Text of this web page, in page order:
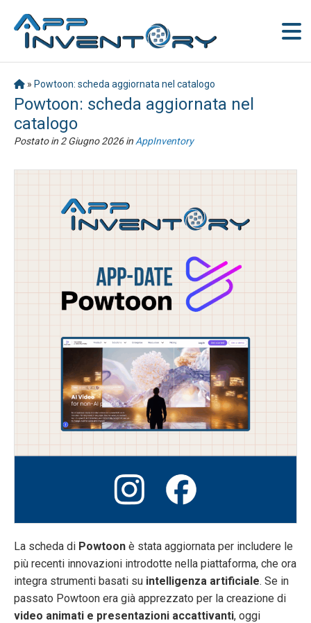
» Powtoon: scheda aggiornata nel catalogo
Powtoon: scheda aggiornata nel
catalogo
Postato in 2 Giugno 2026in AppInventory
La scheda di Powtoon è stata aggiornata per includere le
più recenti innovazioni introdotte nella piattaforma, che ora
integra strumenti basati su intelligenza artificiale. Se in
passato Powtoon era già apprezzato per la creazione di
video animati e presentazioni accattivanti, oggi